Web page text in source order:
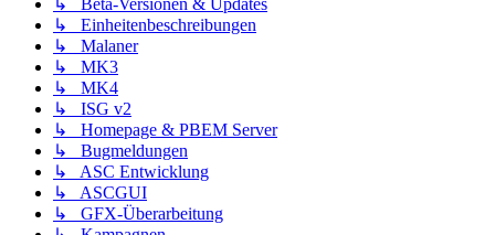
↳ Beta-Versionen & Updates
↳ Einheitenbeschreibungen
↳ Malaner
↳ MK3
↳ MK4
↳ ISG v2
↳ Homepage & PBEM Server
↳ Bugmeldungen
↳ ASC Entwicklung
↳ ASCGUI
↳ GFX-Überarbeitung